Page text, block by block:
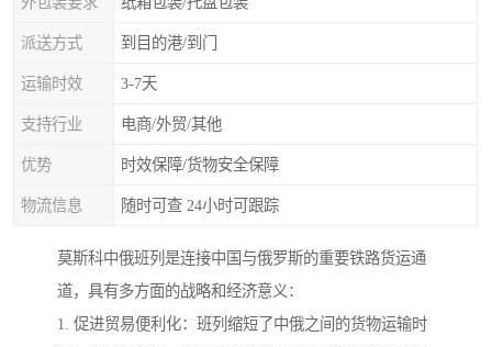
派送方式 到目的港/到门
运输时效 3-7天
支持行业 电商/外贸/其他
优势 时效保障/货物安全保障
物流信息 随时可查 24小时可跟踪
莫斯科中俄班列是连接中国与俄罗斯的重要铁路货运通
道，具有多方面的战略和经济意义：
1. 促进贸易便利化：班列缩短了中俄之间的货物运输时